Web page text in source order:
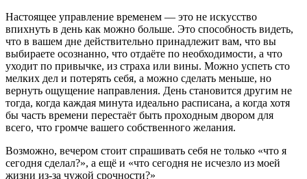
Настоящее управление временем — это не искусство
впихнуть в день как можно больше. Это способность видеть,
что в вашем дне действительно принадлежит вам, что вы
выбираете осознанно, что отдаёте по необходимости, а что
уходит по привычке, из страха или вины. Можно успеть сто
мелких дел и потерять себя, а можно сделать меньше, но
вернуть ощущение направления. День становится другим не
тогда, когда каждая минута идеально расписана, а когда хотя
бы часть времени перестаёт быть проходным двором для
всего, что громче вашего собственного желания.
Возможно, вечером стоит спрашивать себя не только «что я
сегодня сделал?», а ещё и «что сегодня не исчезло из моей
жизни из-за чужой срочности?»